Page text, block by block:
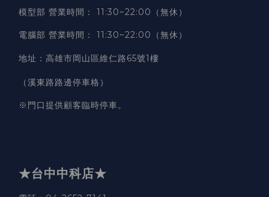
模型部 營業時間 ： 11:30~22:00（無休）
電腦部 營業時間 ： 11:30~22:00（無休）
地址 ： 高雄市岡山區維仁路65號1樓
（溪東路路邊停車格）
※門口提供顧客臨時停車。
★台中中科店★